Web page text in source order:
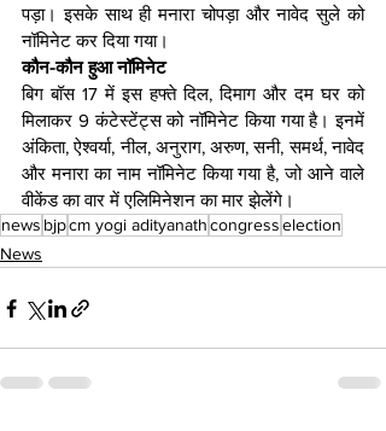
पड़ा। इसके साथ ही मनारा चोपड़ा और नावेद सुले को
नॉमिनेट कर दिया गया।
कौन-कौन हुआ नॉमिनेट
बिग बॉस 17 में इस हफ्ते दिल, दिमाग और दम घर को
मिलाकर 9 कंटेस्टेंट्स को नॉमिनेट किया गया है। इनमें
अंकिता, ऐश्वर्या, नील, अनुराग, अरुण, सनी, समर्थ, नावेद
और मनारा का नाम नॉमिनेट किया गया है, जो आने वाले
वीकेंड का वार में एलिमिनेशन का मार झेलेंगे।
news bjpcm yogi adityanathcongresselection
News